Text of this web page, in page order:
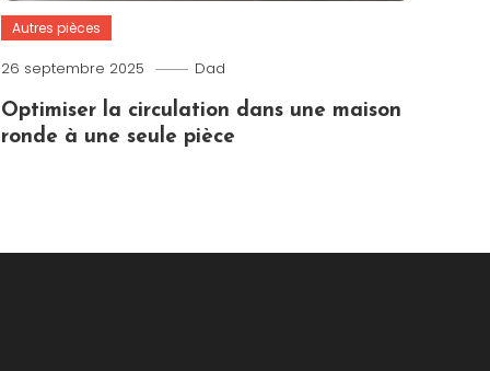
Autres pièces
26 septembre 2025 Dad
Optimiser la circulation dans une maison
ronde à une seule pièce